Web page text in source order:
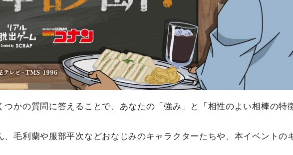
かの質問に答えることで、あなたの「強み」と「相性のよい相棒の特
毛利蘭や服部平次などおなじみのキャラクターたちや、本イベントの